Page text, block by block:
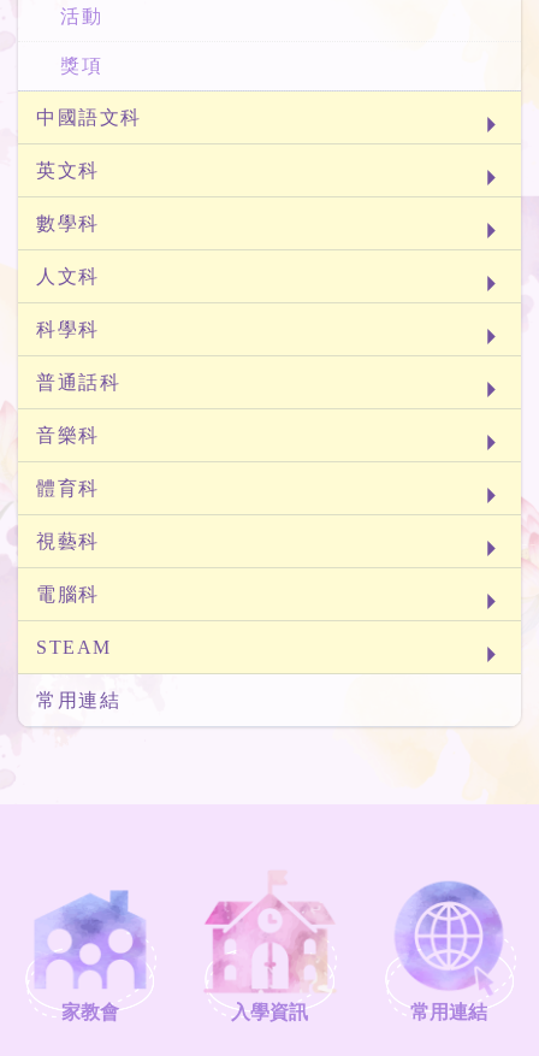
活動
獎項
中國語文科
英文科
數學科
人文科
科學科
普通話科
音樂科
體育科
視藝科
電腦科
STEAM
常用連結
家教會 入學資訊 常用連結